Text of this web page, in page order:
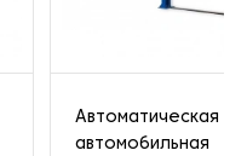
Автоматическая
автомобильная